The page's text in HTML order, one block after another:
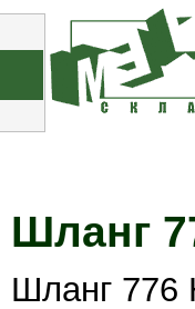
Шланг
Шланг 776